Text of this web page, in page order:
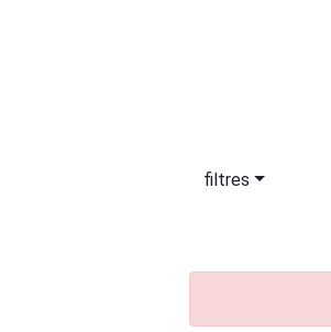
filtres